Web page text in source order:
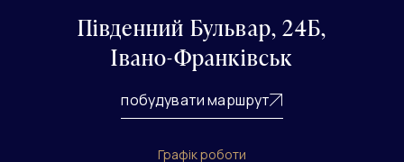
Південний Бульвар, 24Б,
Івано-Франківськ
побудувати маршрут
Графік роботи